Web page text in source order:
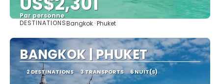
Par personne
Afficher
DESTINATIONSBangkok · Phuket
BANGKOK | PHUKET
2 DESTINATIONS 3 TRANSPORTS 6 NUIT(S)